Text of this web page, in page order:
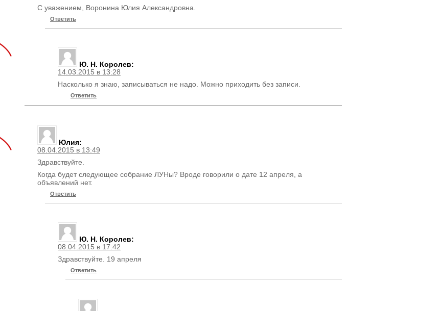
С уважением, Воронина Юлия Александровна.
Ответить
Ю. Н. Королев:
14.03.2015 в 13:28
Насколько я знаю, записываться не надо. Можно приходить без записи.
Ответить
Юлия:
08.04.2015 в 13:49
Здравствуйте.
Когда будет следующее собрание ЛУНы? Вроде говорили о дате 12 апреля, а
объявлений нет.
Ответить
Ю. Н. Королев:
08.04.2015 в 17:42
Здравствуйте. 19 апреля
Ответить